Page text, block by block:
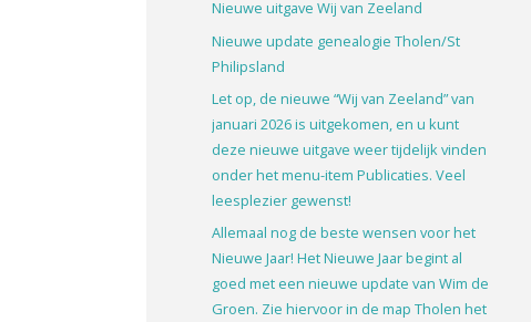
Nieuwe uitgave Wij van Zeeland
Nieuwe update genealogie Tholen/St
Philipsland
Let op, de nieuwe “Wij van Zeeland” van
januari 2026 is uitgekomen, en u kunt
deze nieuwe uitgave weer tijdelijk vinden
onder het menu-item Publicaties. Veel
leesplezier gewenst!
Allemaal nog de beste wensen voor het
Nieuwe Jaar! Het Nieuwe Jaar begint al
goed met een nieuwe update van Wim de
Groen. Zie hiervoor in de map Tholen het